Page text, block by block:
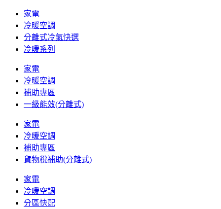
家電
冷暖空調
分離式冷氣快選
冷暖系列
家電
冷暖空調
補助專區
一級能效(分離式)
家電
冷暖空調
補助專區
貨物稅補助(分離式)
家電
冷暖空調
分區快配